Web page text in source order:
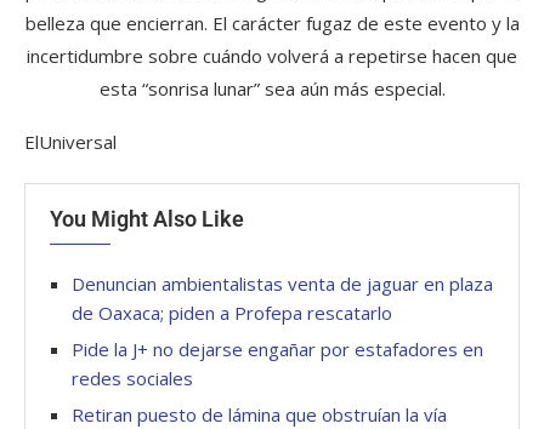
belleza que encierran. El carácter fugaz de este evento y la
incertidumbre sobre cuándo volverá a repetirse hacen que
esta “sonrisa lunar” sea aún más especial.
ElUniversal
You Might Also Like
Denuncian ambientalistas venta de jaguar en plaza
de Oaxaca; piden a Profepa rescatarlo
Pide la J+ no dejarse engañar por estafadores en
redes sociales
Retiran puesto de lámina que obstruían la vía